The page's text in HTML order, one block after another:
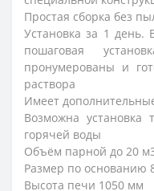
Простая сборка без
Установка за 1 день.
пошаговая
пронумерованы и
раствора
Имеет
Возможна установка
горячей воды
Объём парной до 20
Размер по основанию
Высота печи 1050 мм